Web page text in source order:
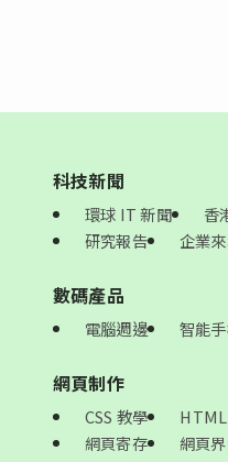
科技新聞
環球 IT 新聞 香
研究報告
企業
數碼產品
電腦週邊 智能
網頁制作
CSS 教學
網頁寄存
網頁